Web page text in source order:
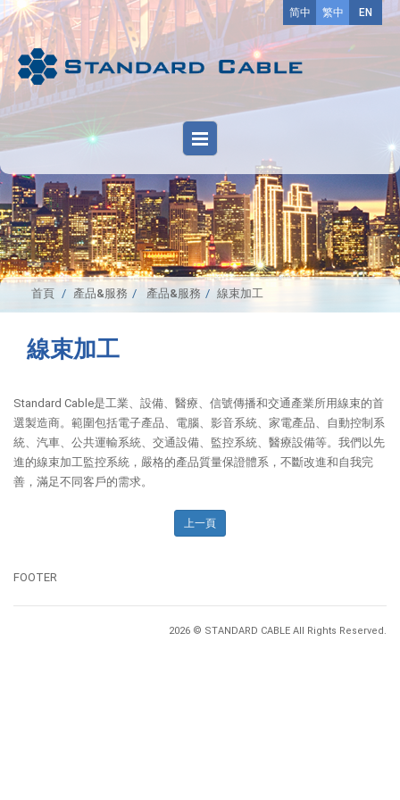
EN
繁中
简中
首頁 產品&服務 產品&服務 線束加工
線束加工
Standard Cable是工業、設備、醫療、信號傳播和交通產業所用線束的首
選製造商。範圍包括電子產品、電腦、影音系統、家電產品、自動控制系
統、汽車、公共運輸系統、交通設備、監控系統、醫療設備等。我們以先
進的線束加工監控系統，嚴格的產品質量保證體系，不斷改進和自我完
善，滿足不同客戶的需求。
上一頁
FOOTER
2026 © STANDARD CABLE All Rights Reserved.